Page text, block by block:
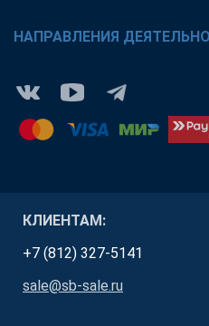
НАПРАВЛЕНИЯ
КЛИЕНТАМ:
+7 (812) 327-5141
sale@sb-sale.ru